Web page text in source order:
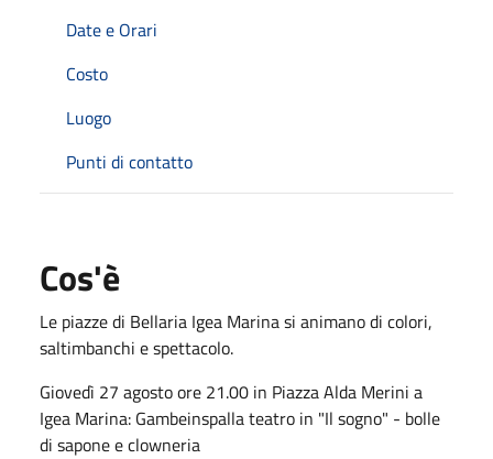
Date e Orari
Costo
Luogo
Punti di contatto
Cos'è
Le piazze di Bellaria Igea Marina si animano di colori,
saltimbanchi e spettacolo.
Giovedì 27 agosto ore 21.00 in Piazza Alda Merini a
Igea Marina: Gambeinspalla teatro in "Il sogno" - bolle
di sapone e clowneria